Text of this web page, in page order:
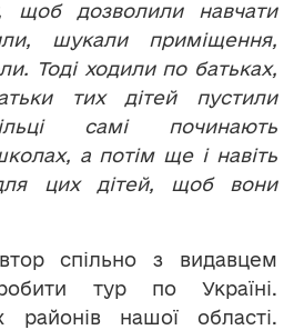
щоб дозволили навчати
шукали приміщення,
Тоді ходили по батьках,
тих дітей пустили
самі починають
а потім ще і навіть
цих дітей, щоб вони
спільно з видавцем
тур по Україні.
районів нашої області.